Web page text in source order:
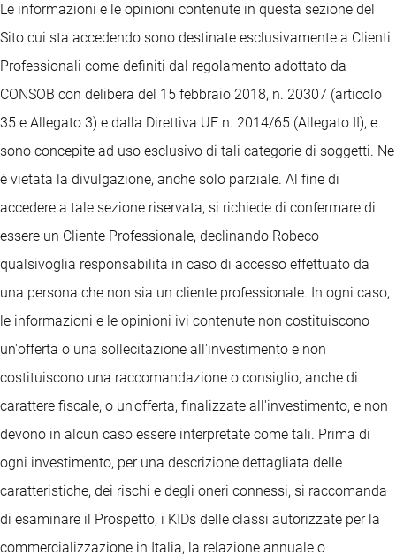
Le informazioni e le opinioni contenute in questa sezione del
Sito cui sta accedendo sono destinate esclusivamente a Clienti
Professionali come definiti dal regolamento adottato da
CONSOB con delibera del 15 febbraio 2018, n. 20307 (articolo
35 e Allegato 3) e dalla Direttiva UE n. 2014/65 (Allegato II), e
sono concepite ad uso esclusivo di tali categorie di soggetti. Ne
è vietata la divulgazione, anche solo parziale. Al fine di
accedere a tale sezione riservata, si richiede di confermare di
essere un Cliente Professionale, declinando Robeco
qualsivoglia responsabilità in caso di accesso effettuato da
una persona che non sia un cliente professionale. In ogni caso,
le informazioni e le opinioni ivi contenute non costituiscono
un'offerta o una sollecitazione all'investimento e non
costituiscono una raccomandazione o consiglio, anche di
carattere fiscale, o un'offerta, finalizzate all'investimento, e non
devono in alcun caso essere interpretate come tali. Prima di
ogni investimento, per una descrizione dettagliata delle
caratteristiche, dei rischi e degli oneri connessi, si raccomanda
di esaminare il Prospetto, i KIDs delle classi autorizzate per la
commercializzazione in Italia, la relazione annuale o